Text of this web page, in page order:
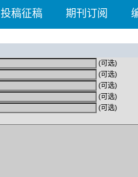
投稿征稿 期刊订阅
(可选)
(可选)
(可选)
(可选)
(可选)